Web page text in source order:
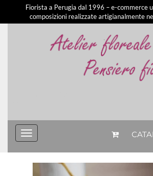
Fiorista a Perugia dal 1996 – e-commerce
composizioni realizzate artigianalmente